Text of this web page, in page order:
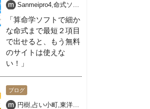
Sanmeipro4 命式ソフト
「算命学ソフトで細か
な命式まで最短２項目
で出せると、もう無料
のサイトは使えな
い！」
ブログ
円樹 占い小町 東洋セラピー